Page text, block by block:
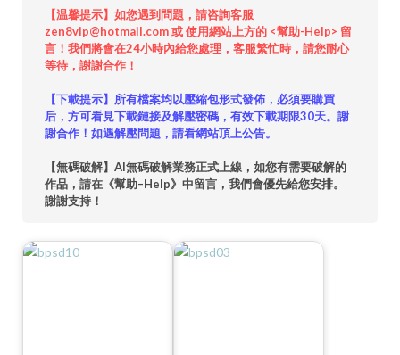
【温馨提示】如您遇到問題，請咨詢客服
zen8vip@hotmail.com 或 使用網站上方的 <幫助-Help> 留
言！我們將會在24小時內給您處理，客服繁忙時，請您耐心
等待，謝謝合作！
【下載提示】所有檔案均以壓縮包形式發佈，必須要購買
后，方可看見下載鏈接及解壓密碼，有效下載期限30天。謝
謝合作！如遇解壓問題，請看網站頂上公告。
【無碼破解】AI無碼破解業務正式上線，如您有需要破解的
作品，請在《幫助–Help》中留言，我們會優先給您安排。
謝謝支持！